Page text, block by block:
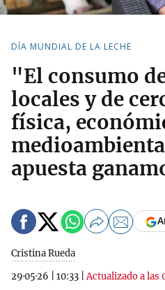
DÍA MUNDIAL DE LA LECHE
"El consumo
locales y de
física,
apuesta
Cristina Rueda
29·05·26
10:33 |Actualizado a las